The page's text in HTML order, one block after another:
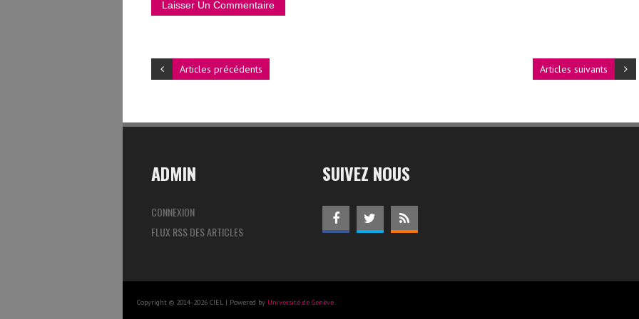
Articles suivants
Articles précédents
ADMIN
CONNEXION
FLUX RSS DES ARTICLES
SUIVEZ NOUS
Copyright © 2014-2026 CIEL | Powered by Université de Genève